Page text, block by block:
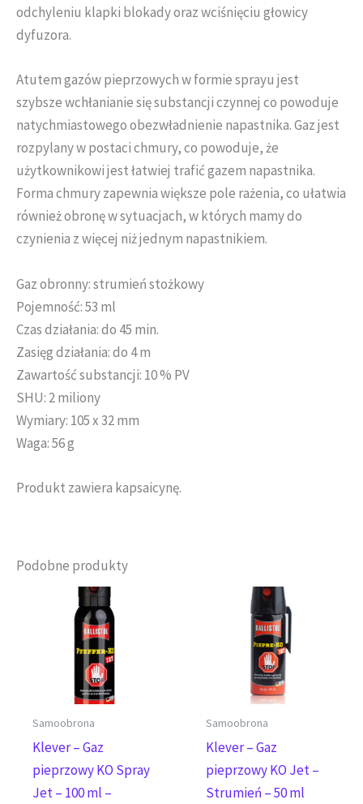
odchyleniu klapki blokady oraz wciśnięciu głowicy
dyfuzora.
Atutem gazów pieprzowych w formie sprayu jest
szybsze wchłanianie się substancji czynnej co powoduje
natychmiastowego obezwładnienie napastnika. Gaz jest
rozpylany w postaci chmury, co powoduje, że
użytkownikowi jest łatwiej trafić gazem napastnika.
Forma chmury zapewnia większe pole rażenia, co ułatwia
również obronę w sytuacjach, w których mamy do
czynienia z więcej niż jednym napastnikiem.
Gaz obronny: strumień stożkowy
Pojemność: 53 ml
Czas działania: do 45 min.
Zasięg działania: do 4 m
Zawartość substancji: 10 % PV
SHU: 2 miliony
Wymiary: 105 x 32 mm
Waga: 56 g
Produkt zawiera kapsaicynę.
Podobne produkty
Samoobrona
Klever – Gaz
pieprzowy KO Spray
Jet – 100 ml –
Samoobrona
Klever – Gaz
pieprzowy KO Jet –
Strumień – 50 ml